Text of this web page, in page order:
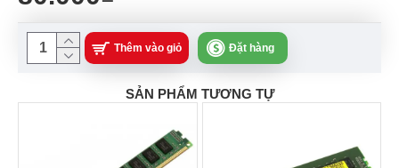
Thêm vào giỏ Đặt hàng
SẢN PHẨM TƯƠNG TỰ